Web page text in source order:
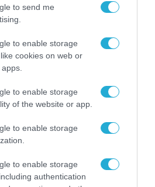
to send me
to enable storage
cookies on web or
to enable storage
of the website or app.
to enable storage
to enable storage
authentication